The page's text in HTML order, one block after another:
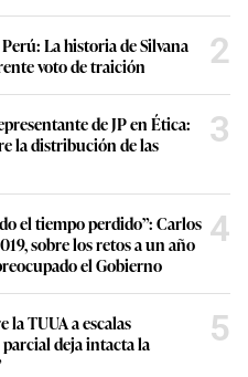
La historia de Silvana
voto de traición
2
de JP en Ética:
la distribución de las
3
el tiempo perdido”: Carlos
sobre los retos a un año
el Gobierno
4
la TUUA a escalas
deja intacta la
5